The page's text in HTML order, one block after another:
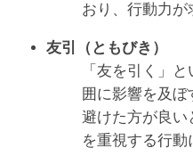
おり、行動力が
友引（ともびき）
「友を引く」
囲に影響を及
避けた方が良い
を重視する行動